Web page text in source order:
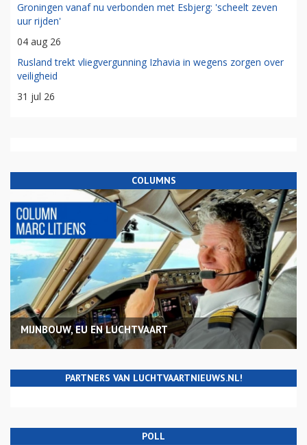
Groningen vanaf nu verbonden met Esbjerg: 'scheelt zeven
uur rijden'
04 aug 26
Rusland trekt vliegvergunning Izhavia in wegens zorgen over
veiligheid
31 jul 26
COLUMNS
MIJNBOUW, EU EN LUCHTVAART
PARTNERS VAN LUCHTVAARTNIEUWS.NL!
POLL